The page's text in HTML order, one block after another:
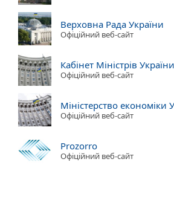
Верховна Рада України
Офіційний веб-сайт
Кабінет Міністрів України
Офіційний веб-сайт
Міністерство економіки
Офіційний веб-сайт
Prozorro
Офіційний веб-сайт